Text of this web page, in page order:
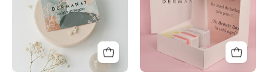
GRANDE
DERMANAT